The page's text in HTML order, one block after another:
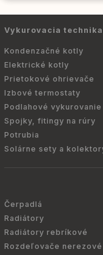
Vykurovacia technika
Kondenzačné kotly
Elektrické kotly
Prietokové ohrievače
Izbové termostaty
Podlahové vykurovanie
Spojky, fitingy na rúry
Potrubia
Solárne sety a
Čerpadlá
Radiátory
Radiátory rebríkové
Rozdeľovače nerezové